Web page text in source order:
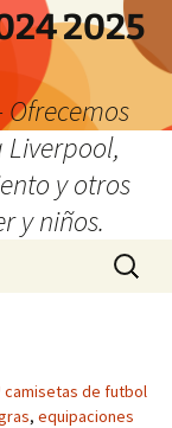
2025
y otros
y niños.
Buscar:
camisetas de futbol
, equipaciones